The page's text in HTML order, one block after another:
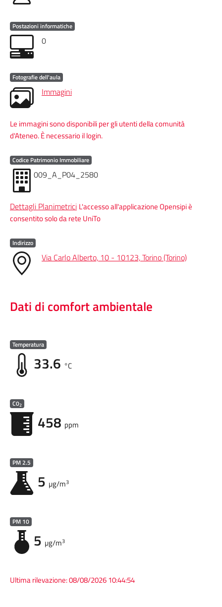
Postazioni informatiche
0
Fotografie dell'aula
Immagini
Le immagini sono disponibili per gli utenti della comunità
d'Ateneo. È necessario il login.
Codice Patrimonio Immobiliare
009_A_P04_2580
Dettagli Planimetrici L'accesso all'applicazione Opensipi è
consentito solo da rete UniTo
Indirizzo
Via Carlo Alberto, 10 - 10123, Torino (Torino)
Dati di comfort ambientale
Temperatura
33.6 °C
C02
458 ppm
PM 2.5
5 µg/m3
PM 10
5 µg/m3
Ultima rilevazione:08/08/2026 10:44:54